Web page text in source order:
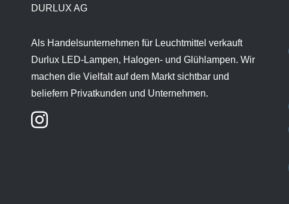
DURLUX AG
Als Handelsunternehmen für Leuchtmittel verkauft
Durlux LED-Lampen, Halogen- und Glühlampen. Wir
machen die Vielfalt auf dem Markt sichtbar und
beliefern Privatkunden und Unternehmen.